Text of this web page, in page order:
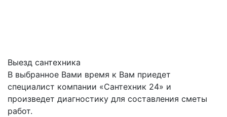
Выезд сантехника
В выбранное Вами время к Вам приедет
специалист компании «Сантехник 24» и
произведет диагностику для составления сметы
работ.